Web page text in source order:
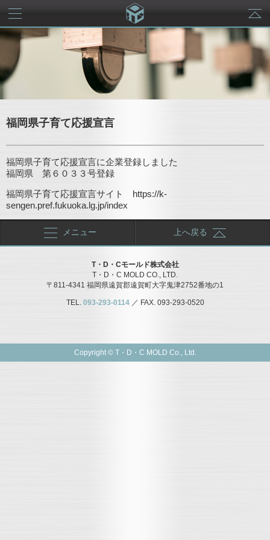
福岡県子育て応援宣言
福岡県子育て応援宣言に企業登録しました
福岡県 第６０３３号登録
福岡県子育て応援宣言サイト https://k-
sengen.pref.fukuoka.lg.jp/index
メニュー 上へ戻る
T・D・Cモールド株式会社
T・D・C MOLD CO., LTD.
〒811-4341 福岡県遠賀郡遠賀町大字鬼津2752番地の1
TEL. 093-293-0114／ FAX. 093-293-0520
Copyright © T・D・C MOLD Co., Ltd.